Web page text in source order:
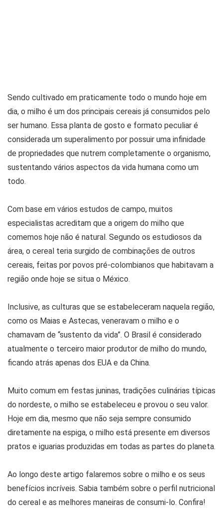
Sendo cultivado em praticamente todo o mundo hoje em
dia, o milho é um dos principais cereais já consumidos pelo
ser humano. Essa planta de gosto e formato peculiar é
considerada um superalimento por possuir uma infinidade
de propriedades que nutrem completamente o organismo,
sustentando vários aspectos da vida humana como um
todo.
Com base em vários estudos de campo, muitos
especialistas acreditam que a origem do milho que
comemos hoje não é natural. Segundo os estudiosos da
área, o cereal teria surgido de combinações de outros
cereais, feitas por povos pré-colombianos que habitavam a
região onde hoje se situa o México.
Inclusive, as culturas que se estabeleceram naquela região,
como os Maias e Astecas, veneravam o milho e o
chamavam de “sustento da vida”. O Brasil é considerado
atualmente o terceiro maior produtor de milho do mundo,
ficando atrás apenas dos EUA e da China.
Muito comum em festas juninas, tradições culinárias típicas
do nordeste, o milho se estabeleceu e provou o seu valor.
Hoje em dia, mesmo que não seja sempre consumido
diretamente na espiga, o milho está presente em diversos
pratos e iguarias produzidas em todas as partes do planeta.
Ao longo deste artigo falaremos sobre o milho e os seus
benefícios incríveis. Sabia também sobre o perfil nutricional
do cereal e as melhores maneiras de consumi-lo. Confira!